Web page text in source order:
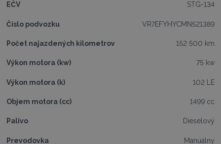
EČV STG-134
Číslo podvozku VR7EFYHYCMN521389
Počet najazdených kilometrov 152 500 km
Výkon motora (kw) 75 kw
Výkon motora (k) 102 LE
Objem motora (cc) 1499 cc
Palivo Dieselový
Prevodovka Manuálny